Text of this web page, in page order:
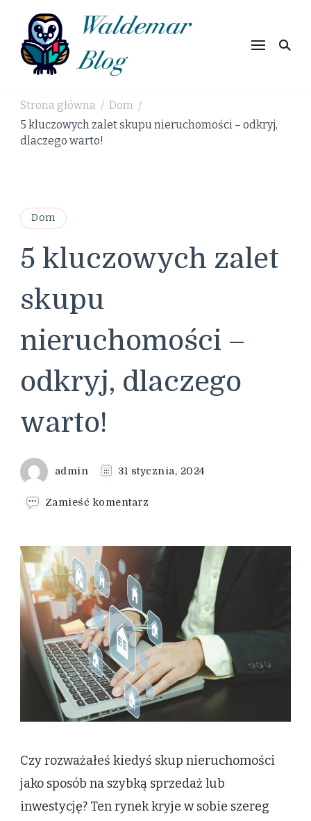
Waldemar
Strona główna / Dom /
5 kluczowych zalet skupu nieruchomości – odkryj,
dlaczego warto!
Dom
5 kluczowych zalet
skupu
nieruchomości –
odkryj, dlaczego
warto!
admin 31 stycznia, 2024
Zamieść komentarz
kluczowych
zalet
nieruchomości
odkryj,
dlaczego
warto!
Czy rozważałeś kiedyś skup nieruchomości
jako sposób na szybką sprzedaż lub
inwestycję? Ten rynek kryje w sobie szereg